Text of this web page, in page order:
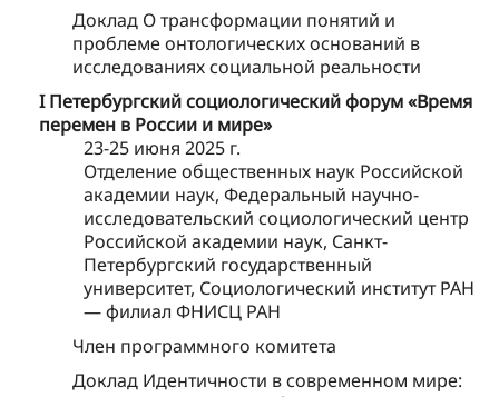
Доклад О трансформации понятий и
проблеме онтологических оснований в
исследованиях социальной реальности
I Петербургский социологический форум «Время
перемен в России и мире»
23-25 июня 2025 г.
Отделение общественных наук Российской
академии наук, Федеральный научно-
исследовательский социологический центр
Российской академии наук, Санкт-
Петербургский государственный
университет, Социологический институт РАН
— филиал ФНИСЦ РАН
Член программного комитета
Доклад Идентичности в современном мире: